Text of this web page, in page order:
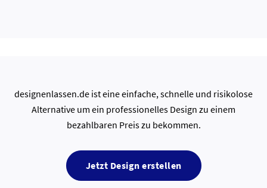
designenlassen.de ist eine einfache, schnelle und risikolose
Alternative um ein professionelles Design zu einem
bezahlbaren Preis zu bekommen.
Jetzt Design erstellen